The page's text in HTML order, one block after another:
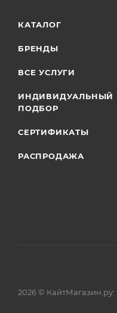
КАТАЛОГ
БРЕНДЫ
ВСЕ УСЛУГИ
ИНДИВИДУАЛЬНЫЙ
ПОДБОР
СЕРТИФИКАТЫ
РАСПРОДАЖА
2026 ©